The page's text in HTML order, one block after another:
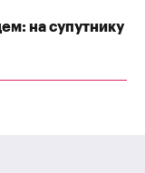
на супутнику